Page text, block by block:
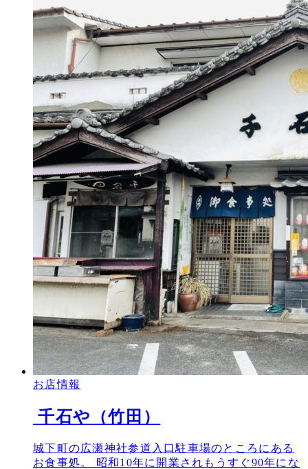
お店情報
千石や（竹田）
城下町の広瀬神社参道入口駐車場のところにある
お食事処。 昭和10年に開業されもうすぐ90年にな